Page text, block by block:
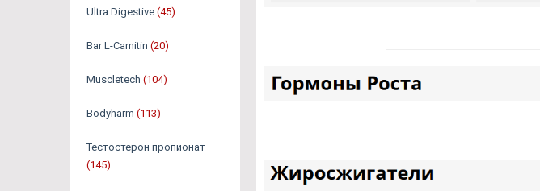
Ultra Digestive (45)
Bar L-Carnitin (20)
Muscletech (104)
Bodyharm (113)
Тестостерон пропионат
(145)